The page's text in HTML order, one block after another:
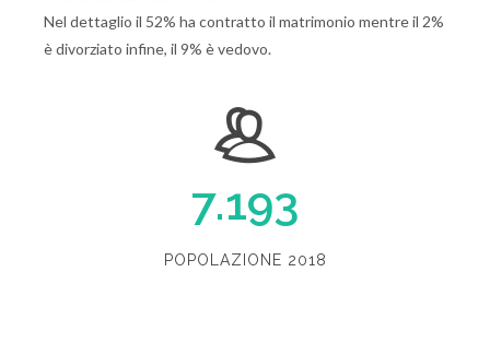
Nel dettaglio il 52% ha contratto il matrimonio mentre il 2%
è divorziato infine, il 9% è vedovo.
7.193
POPOLAZIONE 2018